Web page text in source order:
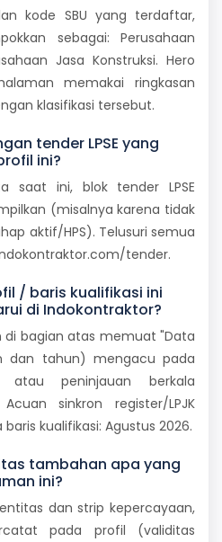
kode SBU yang terdaftar,
sebagai: Perusahaan
Jasa Konstruksi. Hero
memakai ringkasan
klasifikasi tersebut.
tender LPSE yang
ini?
saat ini, blok tender LPSE
(misalnya karena tidak
aktif/HPS). Telusuri semua
tender.
/ baris kualifikasi ini
di Indokontraktor?
di bagian atas memuat "Data
dan tahun) mengacu pada
atau peninjauan berkala
sinkron register/LPJK
kualifikasi: Agustus 2026.
tambahan apa yang
ini?
dan strip kepercayaan,
pada profil (validitas